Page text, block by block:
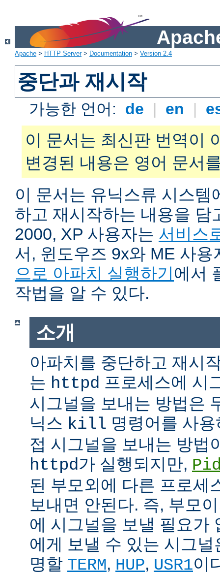
Apache > HTTP Server> Documentation > Version 2.4
중단과 재시작
가능한 언어: de | en |
이 문서는 최신판 번역이
변경된 내용은 영어 문서
이 문서는 유닉스류 시스템
하고 재시작하는 내용을 담
2000, XP 사용자는 서비스
서, 윈도우즈 9x와 ME 사
으로 아파치 실행하기에서
작법을 알 수 있다.
소개
아파치를 중단하고 재시
는 httpd 프로세스에 시
시그널을 보내는 방법은
닉스 kill 명령어를 사
접 시그널을 보내는 방법
httpd가 실행되지만,
된 부모외에 다른 프로세
보내면 안된다. 즉, 부모
에 시그널을 보낼 필요가
에게 보낼 수 있는 시그
명할 TERM, HUP, USR1이